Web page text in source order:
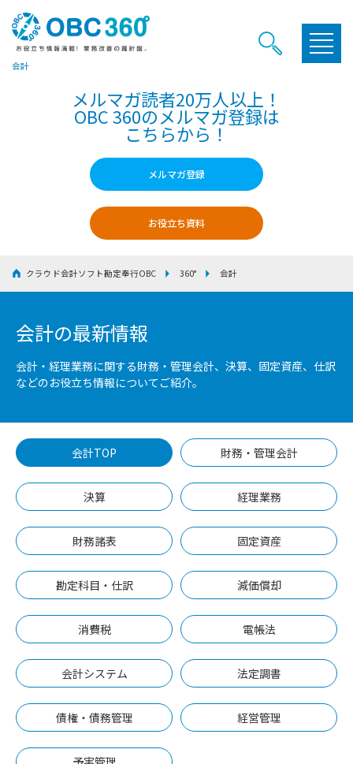
会計
メルマガ読者20万人以上！
OBC 360のメルマガ登録は
こちらから！
メルマガ登録
お役立ち資料
クラウド会計ソフト勘定奉行OBC 360° 会計
会計の最新情報
会計・経理業務に関する財務・管理会計、決算、固定資産、仕訳
などのお役立ち情報についてご紹介。
会計TOP 財務・管理会計
決算 経理業務
財務諸表 固定資産
勘定科目・仕訳 減価償却
消費税 電帳法
会計システム 法定調書
債権・債務管理 経営管理